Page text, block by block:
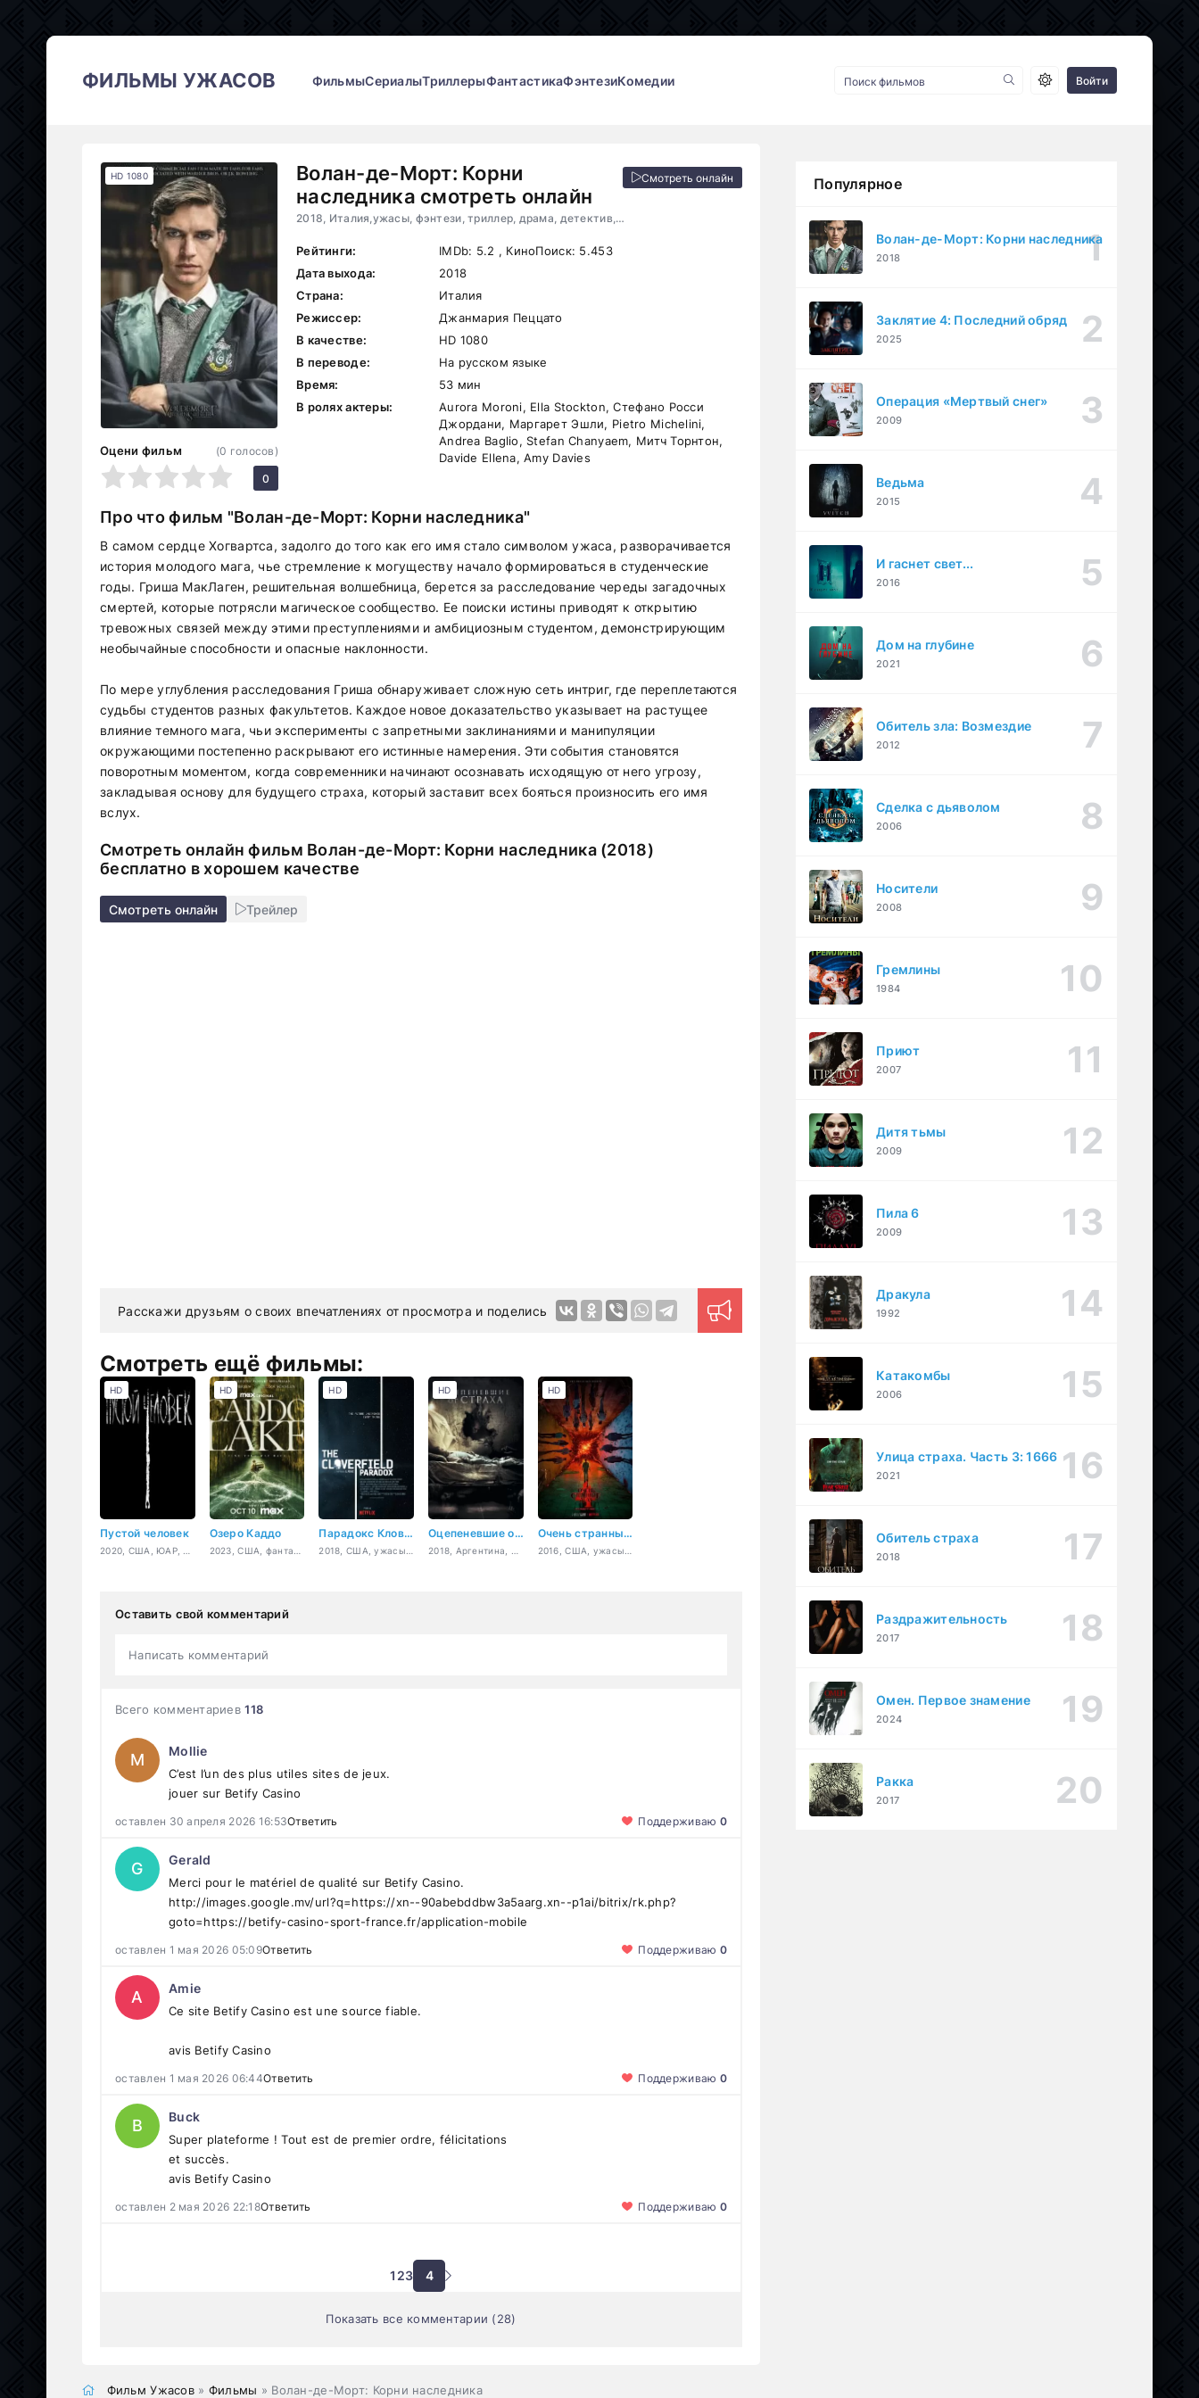
ФИЛЬМЫ УЖАСОВ ФильмыСериалыТриллерыФантастикаФэнтезиКомедии Войти
Волан-де-Морт: Корни
наследника смотреть онлайн
2018, Италия,ужасы, фэнтези, триллер, драма, детектив, приключения
Смотреть онлайн
HD 1080
Оцени фильм
5
(0 голосов)
0
Рейтинги: IMDb: 5.2 , КиноПоиск: 5.453
Дата выхода:
2018
Страна:
Италия
Режиссер:
Джанмария Пеццато
В качестве:
HD 1080
В переводе:
На русском языке
Время:
53 мин
В ролях актеры:
Aurora Moroni, Ella Stockton, Стефано Росси
Джордани, Маргарет Эшли, Pietro Michelini,
Andrea Baglio, Stefan Chanyaem, Митч Торнтон,
Davide Ellena, Amy Davies
Про что фильм "Волан-де-Морт: Корни наследника"
В самом сердце Хогвартса, задолго до того как его имя стало символом ужаса, разворачивается
история молодого мага, чье стремление к могуществу начало формироваться в студенческие
годы. Гриша МакЛаген, решительная волшебница, берется за расследование череды загадочных
смертей, которые потрясли магическое сообщество. Ее поиски истины приводят к открытию
тревожных связей между этими преступлениями и амбициозным студентом, демонстрирующим
необычайные способности и опасные наклонности.
По мере углубления расследования Гриша обнаруживает сложную сеть интриг, где переплетаются
судьбы студентов разных факультетов. Каждое новое доказательство указывает на растущее
влияние темного мага, чьи эксперименты с запретными заклинаниями и манипуляции
окружающими постепенно раскрывают его истинные намерения. Эти события становятся
поворотным моментом, когда современники начинают осознавать исходящую от него угрозу,
закладывая основу для будущего страха, который заставит всех бояться произносить его имя
вслух.
Смотреть онлайн фильм Волан-де-Морт: Корни наследника (2018)
бесплатно в хорошем качестве
Смотреть онлайн Трейлер
Расскажи друзьям о своих впечатлениях от просмотра и поделись
Смотреть ещё фильмы:
Пустой человек
HD
Озеро Каддо
HD
Парадокс Кловерфилда
HD
Оцепеневшие от страха
HD
Очень странные дела
HD
Оставить свой комментарий
Написать комментарий
Всего комментариев118
M Mollie
C’est l’un des plus utiles sites de jeux.
jouer sur Betify Casino
оставлен 30 апреля 2026 16:53Ответить Поддерживаю 0
G Gerald
Merci pour le matériel de qualité sur Betify Casino.
http://images.google.mv/url?q=https://xn--90abebddbw3a5aarg.xn--p1ai/bitrix/rk.php?
goto=https://betify-casino-sport-france.fr/application-mobile
оставлен 1 мая 2026 05:09Ответить Поддерживаю 0
A Amie
Ce site Betify Casino est une source fiable.
avis Betify Casino
оставлен 1 мая 2026 06:44Ответить Поддерживаю 0
B Buck
Super plateforme ! Tout est de premier ordre, félicitations
et succès.
avis Betify Casino
оставлен 2 мая 2026 22:18Ответить Поддерживаю 0
1 23 4
Показать все комментарии (28)
Фильм Ужасов» Фильмы » Волан-де-Морт: Корни наследника
Популярное
Волан-де-Морт: Корни наследника
2018
Заклятие 4: Последний обряд
2025
Операция «Мертвый снег»
2009
Ведьма
2015
И гаснет свет...
2016
Дом на глубине
2021
Обитель зла: Возмездие
2012
Сделка с дьяволом
2006
Носители
2008
Гремлины
1984
Приют
2007
Дитя тьмы
2009
Пила 6
2009
Дракула
1992
Катакомбы
2006
Улица страха. Часть 3: 1666
2021
Обитель страха
2018
Раздражительность
2017
Омен. Первое знамение
2024
Ракка
2017